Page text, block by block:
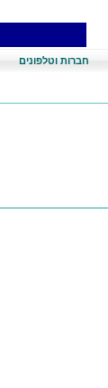
חברות וטלפונים